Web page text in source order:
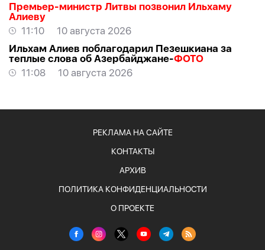
Премьер-министр Литвы позвонил Ильхаму
Алиеву
11:10
10 августа 2026
Ильхам Алиев поблагодарил Пезешкиана за
теплые слова об Азербайджане-ФОТО
11:08
10 августа 2026
РЕКЛАМА НА САЙТЕ
КОНТАКТЫ
АРХИВ
ПОЛИТИКА КОНФИДЕНЦИАЛЬНОСТИ
О ПРОЕКТЕ